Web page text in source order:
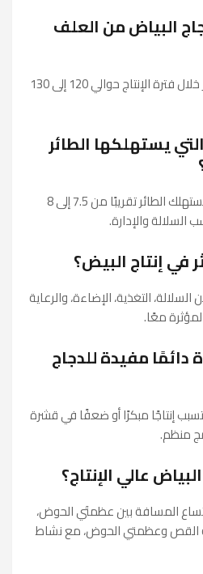
البياض من العلف
في المتوسط يستهلك الطائر خلال فترة الإنتاج حوالي 120 إلى 130
يستهلكها الطائر
بحسب المادة القديمة، قد يستهلك الطائر تقريبًا من 7.5 إلى 8
التغذية، الإضاءة، والرعاية
معًا.
دائمًا مفيدة للدجاج
تسبب إنتاجًا مبكرًا أو ضعفًا في قشرة
منظم.
المسافة بين عظمتَي الحوض،
القص وعظمتي الحوض، مع نشاط